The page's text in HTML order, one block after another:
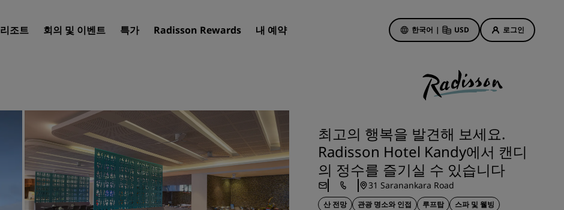
리조트 회의 및 이벤트 특가 Radisson Rewards 내 예약 한국어 | USD 로그인
여행지
리조트
서비스드 아파트
공항 호텔
신규 및 예정 호텔
호텔 특가
첫 순간의 매력
오늘의 딜
사전 예약
패키지 보기
최고의 행복을 발견해 보세요.
Radisson Hotel Kandy에서 캔디
의 정수를 즐기실 수 있습니다
31 Saranankara Road
산 전망 관광 명소와 인접 루프탑 스파 및 웰빙